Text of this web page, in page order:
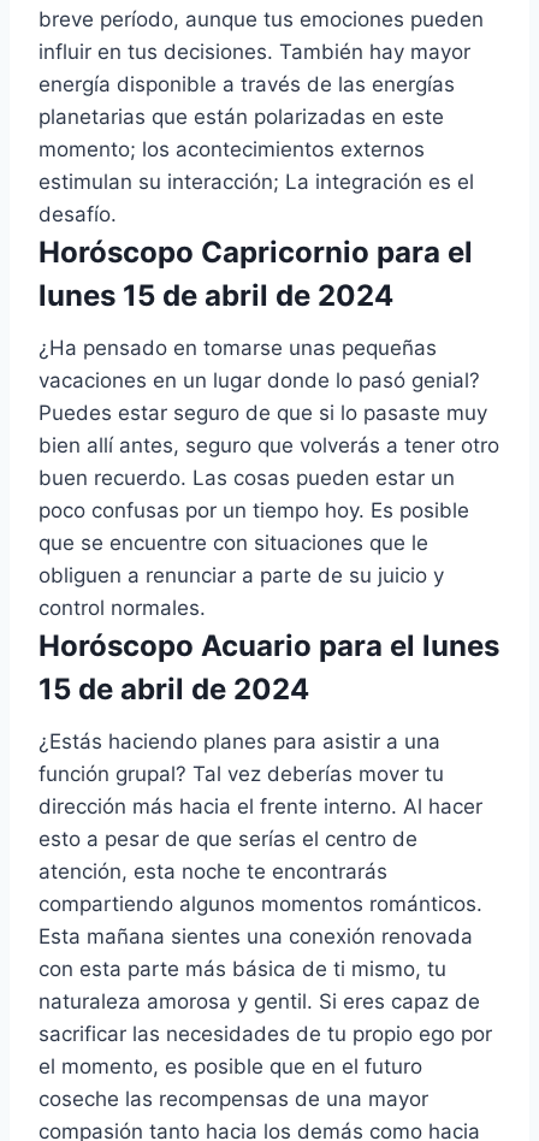
breve período, aunque tus emociones pueden
influir en tus decisiones. También hay mayor
energía disponible a través de las energías
planetarias que están polarizadas en este
momento; los acontecimientos externos
estimulan su interacción; La integración es el
desafío.
Horóscopo Capricornio para el
lunes 15 de abril de 2024
¿Ha pensado en tomarse unas pequeñas
vacaciones en un lugar donde lo pasó genial?
Puedes estar seguro de que si lo pasaste muy
bien allí antes, seguro que volverás a tener otro
buen recuerdo. Las cosas pueden estar un
poco confusas por un tiempo hoy. Es posible
que se encuentre con situaciones que le
obliguen a renunciar a parte de su juicio y
control normales.
Horóscopo Acuario para el lunes
15 de abril de 2024
¿Estás haciendo planes para asistir a una
función grupal? Tal vez deberías mover tu
dirección más hacia el frente interno. Al hacer
esto a pesar de que serías el centro de
atención, esta noche te encontrarás
compartiendo algunos momentos románticos.
Esta mañana sientes una conexión renovada
con esta parte más básica de ti mismo, tu
naturaleza amorosa y gentil. Si eres capaz de
sacrificar las necesidades de tu propio ego por
el momento, es posible que en el futuro
coseche las recompensas de una mayor
compasión tanto hacia los demás como hacia